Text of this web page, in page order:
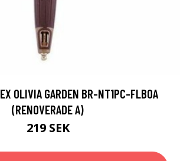
OLIVIA GARDEN BR-NT1PC-FLBOA
(RENOVERADE A)
219 SEK